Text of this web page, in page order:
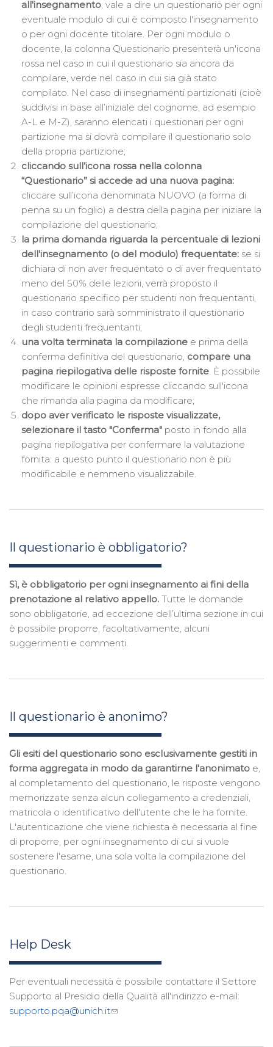
all'insegnamento, vale a dire un questionario per ogni
eventuale modulo di cui è composto l'insegnamento
o per ogni docente titolare. Per ogni modulo o
docente, la colonna Questionario presenterà un'icona
rossa nel caso in cui il questionario sia ancora da
compilare, verde nel caso in cui sia già stato
compilato. Nel caso di insegnamenti partizionati (cioè
suddivisi in base all’iniziale del cognome, ad esempio
A-L e M-Z), saranno elencati i questionari per ogni
partizione ma si dovrà compilare il questionario solo
della propria partizione;
cliccando sull’icona rossa nella colonna
“Questionario” si accede ad una nuova pagina:
cliccare sull’icona denominata NUOVO (a forma di
penna su un foglio) a destra della pagina per iniziare la
compilazione del questionario;
la prima domanda riguarda la percentuale di lezioni
dell'insegnamento (o del modulo) frequentate: se si
dichiara di non aver frequentato o di aver frequentato
meno del 50% delle lezioni, verrà proposto il
questionario specifico per studenti non frequentanti,
in caso contrario sarà somministrato il questionario
degli studenti frequentanti;
una volta terminata la compilazione e prima della
conferma definitiva del questionario, compare una
pagina riepilogativa delle risposte fornite. È possibile
modificare le opinioni espresse cliccando sull'icona
che rimanda alla pagina da modificare;
dopo aver verificato le risposte visualizzate,
selezionare il tasto "Conferma" posto in fondo alla
pagina riepilogativa per confermare la valutazione
fornita: a questo punto il questionario non è più
modificabile e nemmeno visualizzabile.
Il questionario è obbligatorio?
Sì, è obbligatorio per ogni insegnamento ai fini della
prenotazione al relativo appello. Tutte le domande
sono obbligatorie, ad eccezione dell’ultima sezione in cui
è possibile proporre, facoltativamente, alcuni
suggerimenti e commenti.
Il questionario è anonimo?
Gli esiti del questionario sono esclusivamente gestiti in
forma aggregata in modo da garantirne l'anonimato e,
al completamento del questionario, le risposte vengono
memorizzate senza alcun collegamento a credenziali,
matricola o identificativo dell'utente che le ha fornite.
L'autenticazione che viene richiesta è necessaria al fine
di proporre, per ogni insegnamento di cui si vuole
sostenere l'esame, una sola volta la compilazione del
questionario.
Help Desk
Per eventuali necessità è possibile contattare il Settore
Supporto al Presidio della Qualità all'indirizzo e-mail:
supporto.pqa@unich.it